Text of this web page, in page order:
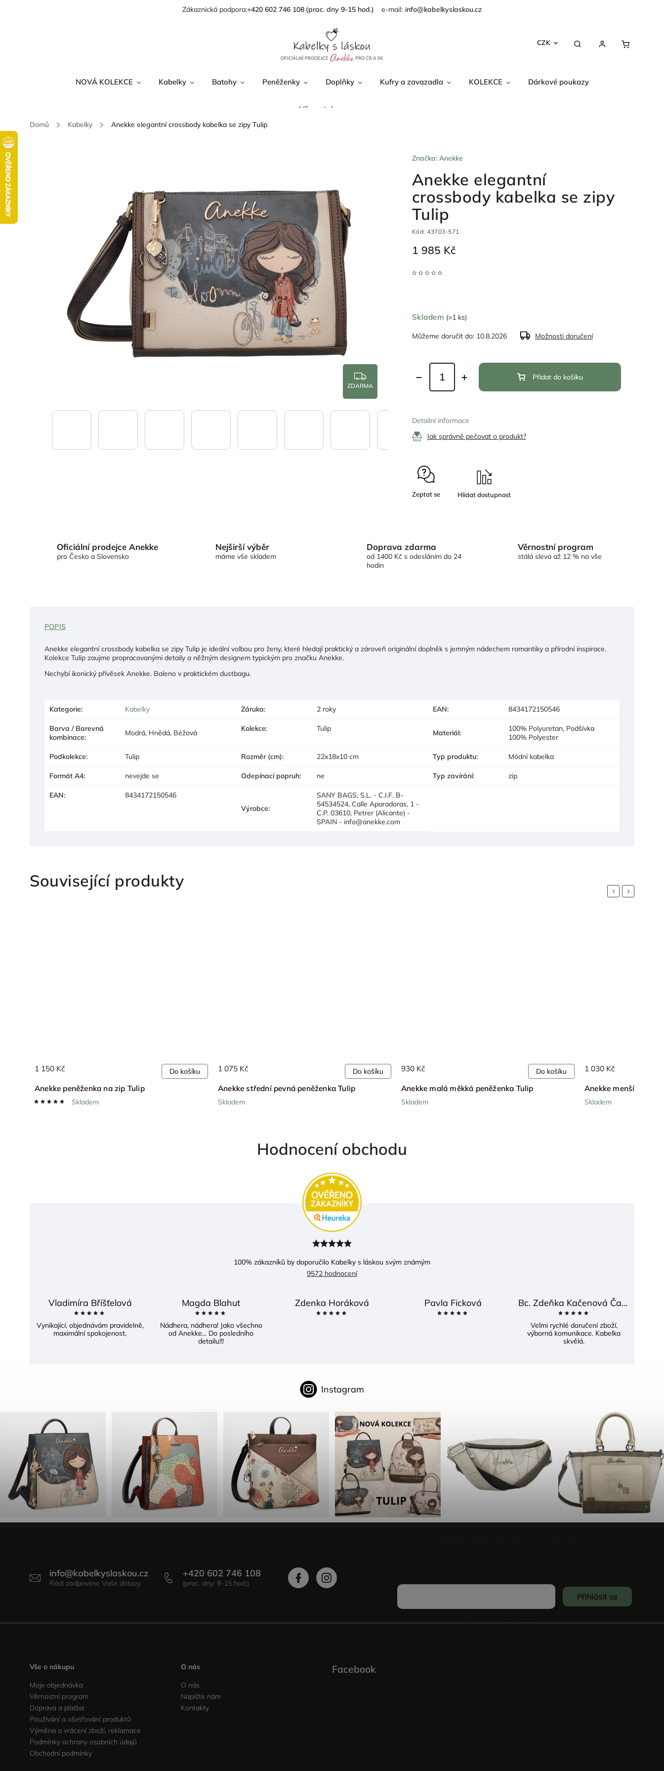
Zákaznická podpora:+420 602 746 108 info@kabelkyslaskou.cz
CZK
NOVÁ KOLEKCE Kabelky Batohy Peněženky Doplňky Kufry a zavazadla KOLEKCE Dárkové poukazy
Věrnostní program
Domů / Kabelky / Anekke elegantní crossbody kabelka se zipy Tulip
ZDARMA
Anekke elegantní
crossbody kabelka se zipy
Tulip
Kód: 43703-571
1 985 Kč
Značka: Anekke
Skladem (>1 ks)
Můžeme doručit do: 10.8.2026 Možnosti doručení
Přidat do košíku
Detailní informace
Jak správně pečovat o produkt?
Zeptat se
Oficiální prodejce Anekke
pro Česko a Slovensko
Nejširší výběr
máme vše skladem
Doprava zdarma
od 1400 Kč s odesláním do 24
hodin
Věrnostní program
stálá sleva až 12 % na vše
POPIS
Anekke elegantní crossbody kabelka se zipy Tulip je ideální volbou pro ženy, které hledají praktický a zároveň originální doplněk s jemným nádechem romantiky a přírodní inspirace.
Kolekce Tulip zaujme propracovanými detaily a něžným designem typickým pro značku Anekke.
Nechybí ikonický přívěsek Anekke. Baleno v praktickém dustbagu.
Kategorie: Kabelky Záruka: 2 roky EAN: 8434172150546
Barva / Barevná
kombinace: Modrá, Hnědá, Béžová Kolekce: Tulip Materiál:
100% Polyuretan, Podšívka
100% Polyester
Podkolekce: Tulip Rozměr (cm): 22x18x10 cm Typ produktu: Módní kabelka
Formát A4: nevejde se Odepínací popruh: ne Typ zavírání: zip
EAN:
8434172150546
Výrobce:
SANY BAGS, S.L. - C.I.F. B-
54534524, Calle Aparadoras, 1 -
C.P. 03610, Petrer (Alicante) -
SPAIN - info@anekke.com
Související produkty
Previous
Anekke peněženka na zip Tulip
Skladem
1 150 Kč Do košíku
Anekke střední pevná peněženka Tulip
Skladem
1 075 Kč Do košíku
Anekke malá měkká peněženka Tulip
Skladem
930 Kč Do košíku
Anekke menší měkká
Skladem
1 030 Kč
Next
Hodnocení obchodu
100% zákazníků by doporučilo Kabelky s láskou svým známým
9572 hodnocení
Vladimíra Bříšťelová
Vynikající, objednávám pravidelně,
maximální spokojenost,
Magda Blahut
Nádhera, nádhera! Jako všechno
od Anekke... Do posledního
detailu!!!
Zdenka Horáková Pavla Ficková Bc. Zdeňka Kačenová Častová
Velmi rychlé doručení zboží,
výborná komunikace. Kabelka
skvělá.
Instagram
info@kabelkyslaskou.cz +420 602 746 108
Přihlásit se
Vše o nákupu
Moje objednávka
Věrnostní program
Doprava a platba
Používání a ošetřování produktů
Výměna a vrácení zboží, reklamace
Podmínky ochrany osobních údajů
Obchodní podmínky
O nás
O nás
Napište nám
Kontakty
Facebook